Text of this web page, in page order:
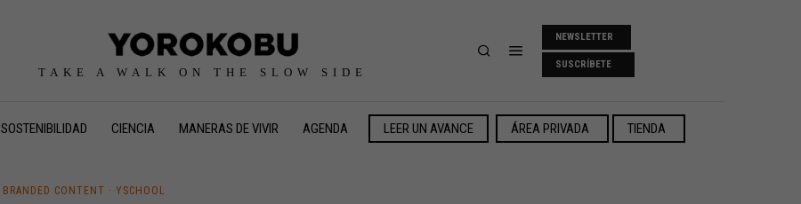
TAKE A WALK ON THE SLOW SIDE
NEWSLETTER
SUSCRÍBETE
SOSTENIBILIDAD CIENCIA MANERAS DE VIVIR AGENDA LEER UN AVANCE ÁREA PRIVADA TIENDA
BRANDED CONTENT · YSCHOOL